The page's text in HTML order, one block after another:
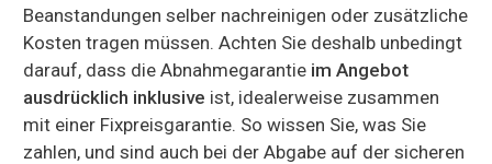
Beanstandungen selber nachreinigen oder zusätzliche
Kosten tragen müssen. Achten Sie deshalb unbedingt
darauf, dass die Abnahmegarantie im Angebot
ausdrücklich inklusive ist, idealerweise zusammen
mit einer Fixpreisgarantie. So wissen Sie, was Sie
zahlen, und sind auch bei der Abgabe auf der sicheren